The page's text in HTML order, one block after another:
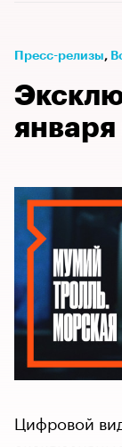
Пресс-релизы⁠,
января
Цифровой